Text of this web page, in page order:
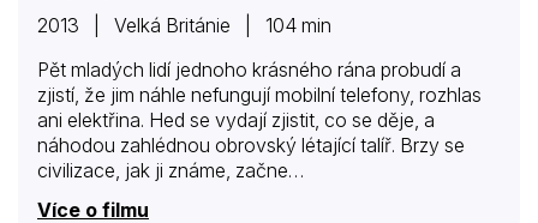
2013 | Velká Británie | 104 min
Pět mladých lidí jednoho krásného rána probudí a
zjistí, že jim náhle nefungují mobilní telefony, rozhlas
ani elektřina. Hed se vydají zjistit, co se děje, a
náhodou zahlédnou obrovský létající talíř. Brzy se
civilizace, jak ji známe, začne…
Více o filmu